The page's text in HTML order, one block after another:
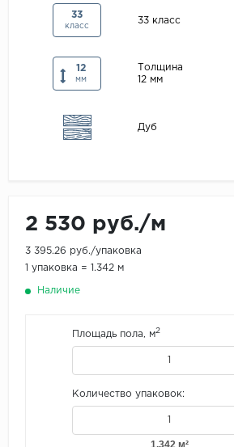
33
класс
33 класс
12
мм
Толщина
12 мм
Дуб
2 530 руб./м
3 395.26 руб./упаковка
1 упаковка = 1.342 м
Наличие
Площадь пола, м2
Количество упаковок: